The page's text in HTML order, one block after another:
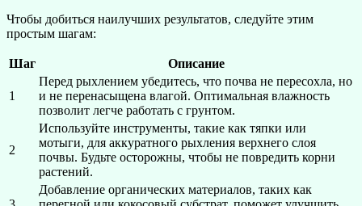
Чтобы добиться наилучших результатов, следуйте этим
простым шагам:
Шаг Описание
1
Перед рыхлением убедитесь, что почва не пересохла, но
и не перенасыщена влагой. Оптимальная влажность
позволит легче работать с грунтом.
2
Используйте инструменты, такие как тяпки или
мотыги, для аккуратного рыхления верхнего слоя
почвы. Будьте осторожны, чтобы не повредить корни
растений.
Добавление органических материалов, таких как